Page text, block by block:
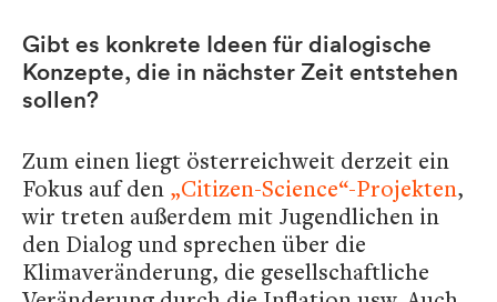
Gibt es konkrete Ideen für dialogische
Konzepte, die in nächster Zeit entstehen
sollen?
Zum einen liegt österreichweit derzeit ein
Fokus auf den „Citizen-Science“-Projekten,
wir treten außerdem mit Jugendlichen in
den Dialog und sprechen über die
Klimaveränderung, die gesellschaftliche